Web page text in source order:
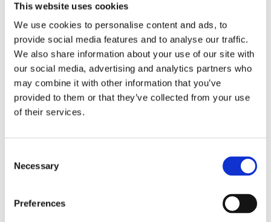
This website uses cookies
We use cookies to personalise content and ads, to
provide social media features and to analyse our traffic.
We also share information about your use of our site with
our social media, advertising and analytics partners who
may combine it with other information that you’ve
provided to them or that they’ve collected from your use
of their services.
Selection
Necessary
Preferences
Core VA skóflan – 1250L – 1200mm –
S70
ÅF login för att se pris
KINNA
Ehns Gata 6
51156 Kinna
UM OKKUR
ekkert eftir tilviljun og erum knúin áfram af ánægju viðskiptavina
HAFÐU SAMBAND
Sími: 5272600
Netfang: hinrik@velavit.is